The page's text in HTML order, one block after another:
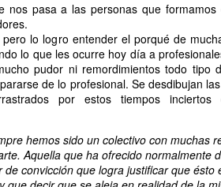
nos pasa a las personas que formamos
lo logro entender el porqué de
lo que les ocurre hoy día a
pudor ni remordimientos todo tipo
de lo profesional. Se desdibujan
por estos tiempos inciertos
hemos sido un colectivo con muchas
Aquella que ha ofrecido normalmente
convicción que logra justificar que ésto